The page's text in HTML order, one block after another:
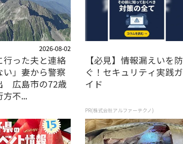
2026-08-02
行った夫と連絡
い」妻から警察
広島市の72歳
不...
【必見】情報漏えいを防
ぐ！セキュリティ実践ガ
イド
PR(株式会社アルファーテクノ)